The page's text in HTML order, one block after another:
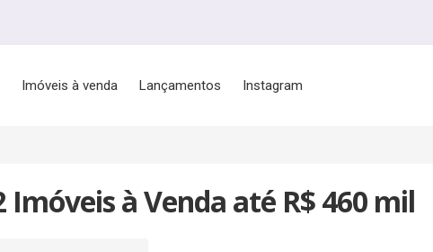
Imóveis à venda Lançamentos Instagram
Imóveis à Venda até R$ 460 mil